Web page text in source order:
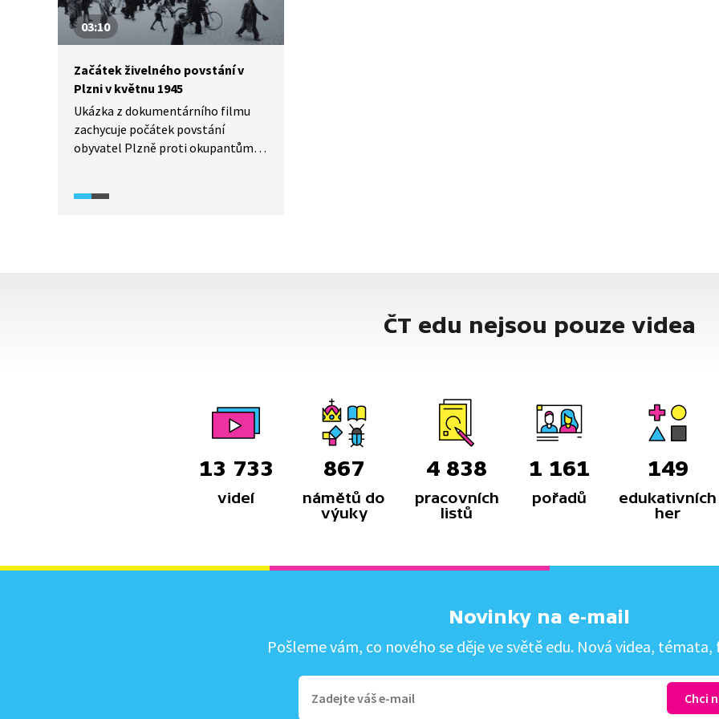
03:10
Začátek živelného povstání v
Plzni v květnu 1945
Ukázka z dokumentárního filmu
zachycuje počátek povstání
obyvatel Plzně proti okupantům.
pamětníků a historiků. Popisuje
ČT edu nejsou pouze videa
13 733
videí
867
námětů do
výuky
4 838
pracovních
listů
1 161
pořadů
149
edukativních
her
Novinky na e-mail
Pošleme vám, co nového se děje ve světě edu. Nová videa, témata,